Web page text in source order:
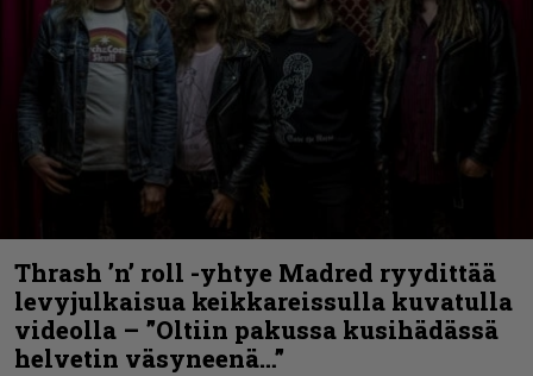
Thrash ’n’ roll -yhtye Madred ryydittää
levyjulkaisua keikkareissulla kuvatulla
videolla – ”Oltiin pakussa kusihädässä
helvetin väsyneenä…”